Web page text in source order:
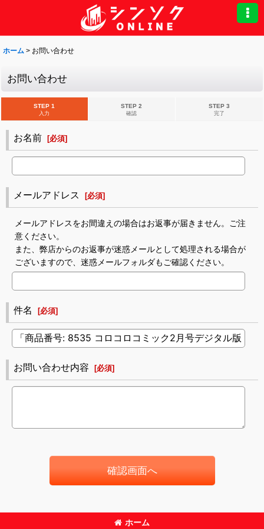
ホーム > お問い合わせ
お問い合わせ
STEP 1
入力
STEP 2
確認
STEP 3
完了
お名前 [必須]
メールアドレス [必須]
メールアドレスをお間違えの場合はお返事が届きません。ご注
意ください。
また、弊店からのお返事が迷惑メールとして処理される場合が
ございますので、迷惑メールフォルダもご確認ください。
件名 [必須]
お問い合わせ内容 [必須]
確認画面へ
ホーム